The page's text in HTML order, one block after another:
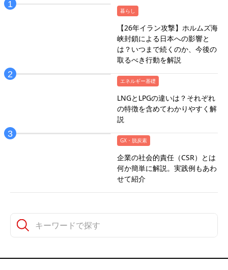
暮らし
【26年イラン攻撃】ホルムズ海
峡封鎖による日本への影響と
は？いつまで続くのか、今後の
取るべき行動を解説
エネルギー基礎
LNGとLPGの違いは？それぞれ
の特徴を含めてわかりやすく解
説
GX・脱炭素
企業の社会的責任（CSR）とは
何か簡単に解説。実践例もあわ
せて紹介